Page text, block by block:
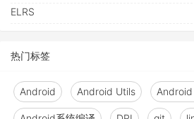
ELRS
热门标签
Android Android Utils